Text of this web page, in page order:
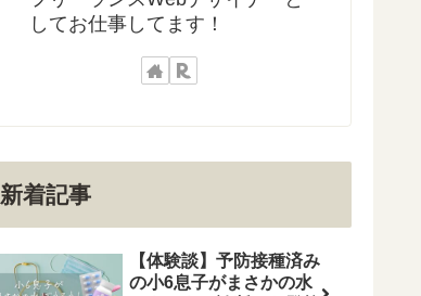
してお仕事してます！
新着記事
【体験談】予防接種済み
の小6息子がまさかの水